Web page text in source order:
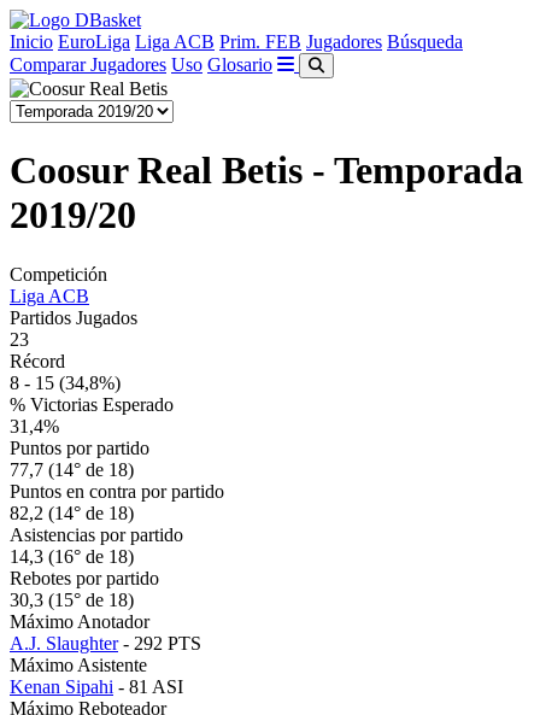
Inicio EuroLiga Liga ACB Prim. FEB Jugadores Búsqueda
Comparar Jugadores Uso Glosario
Coosur Real Betis - Temporada
2019/20
Competición
Liga ACB
Partidos Jugados
23
Récord
8 - 15 (34,8%)
% Victorias Esperado
31,4%
Puntos por partido
77,7 (14° de 18)
Puntos en contra por partido
82,2 (14° de 18)
Asistencias por partido
14,3 (16° de 18)
Rebotes por partido
30,3 (15° de 18)
Máximo Anotador
A.J. Slaughter- 292 PTS
Máximo Asistente
Kenan Sipahi - 81 ASI
Máximo Reboteador